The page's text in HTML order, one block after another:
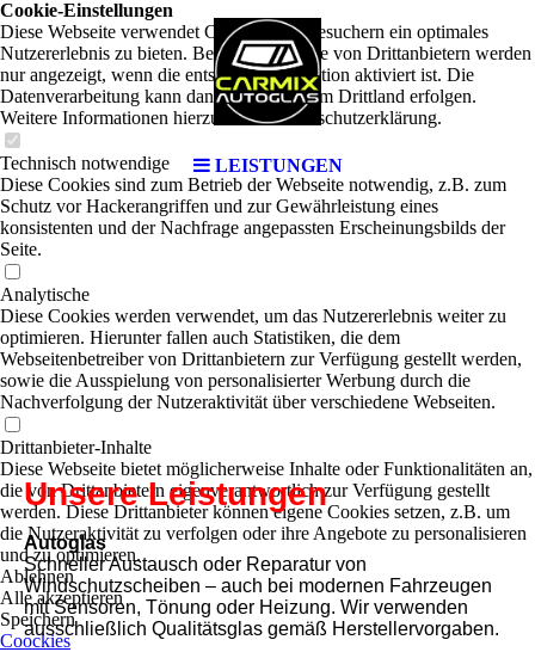
LEISTUNGEN
.
.
Unsere Leistungen
Autoglas
Schneller Austausch oder Reparatur von
Windschutzscheiben – auch bei modernen Fahrzeugen
mit Sensoren, Tönung oder Heizung. Wir verwenden
ausschließlich Qualitätsglas gemäß Herstellervorgaben.
Cookie-Einstellungen
Diese Webseite verwendet Cookies, um Besuchern ein optimales
Nutzererlebnis zu bieten. Bestimmte Inhalte von Drittanbietern werden
nur angezeigt, wenn die entsprechende Option aktiviert ist. Die
Datenverarbeitung kann dann auch in einem Drittland erfolgen.
Weitere Informationen hierzu in der Datenschutzerklärung.
Technisch notwendige
Diese Cookies sind zum Betrieb der Webseite notwendig, z.B. zum
Schutz vor Hackerangriffen und zur Gewährleistung eines
konsistenten und der Nachfrage angepassten Erscheinungsbilds der
Seite.
Analytische
Diese Cookies werden verwendet, um das Nutzererlebnis weiter zu
optimieren. Hierunter fallen auch Statistiken, die dem
Webseitenbetreiber von Drittanbietern zur Verfügung gestellt werden,
sowie die Ausspielung von personalisierter Werbung durch die
Nachverfolgung der Nutzeraktivität über verschiedene Webseiten.
Drittanbieter-Inhalte
Diese Webseite bietet möglicherweise Inhalte oder Funktionalitäten an,
die von Drittanbietern eigenverantwortlich zur Verfügung gestellt
werden. Diese Drittanbieter können eigene Cookies setzen, z.B. um
die Nutzeraktivität zu verfolgen oder ihre Angebote zu personalisieren
und zu optimieren.
Ablehnen
Alle akzeptieren
Speichern
Coockies